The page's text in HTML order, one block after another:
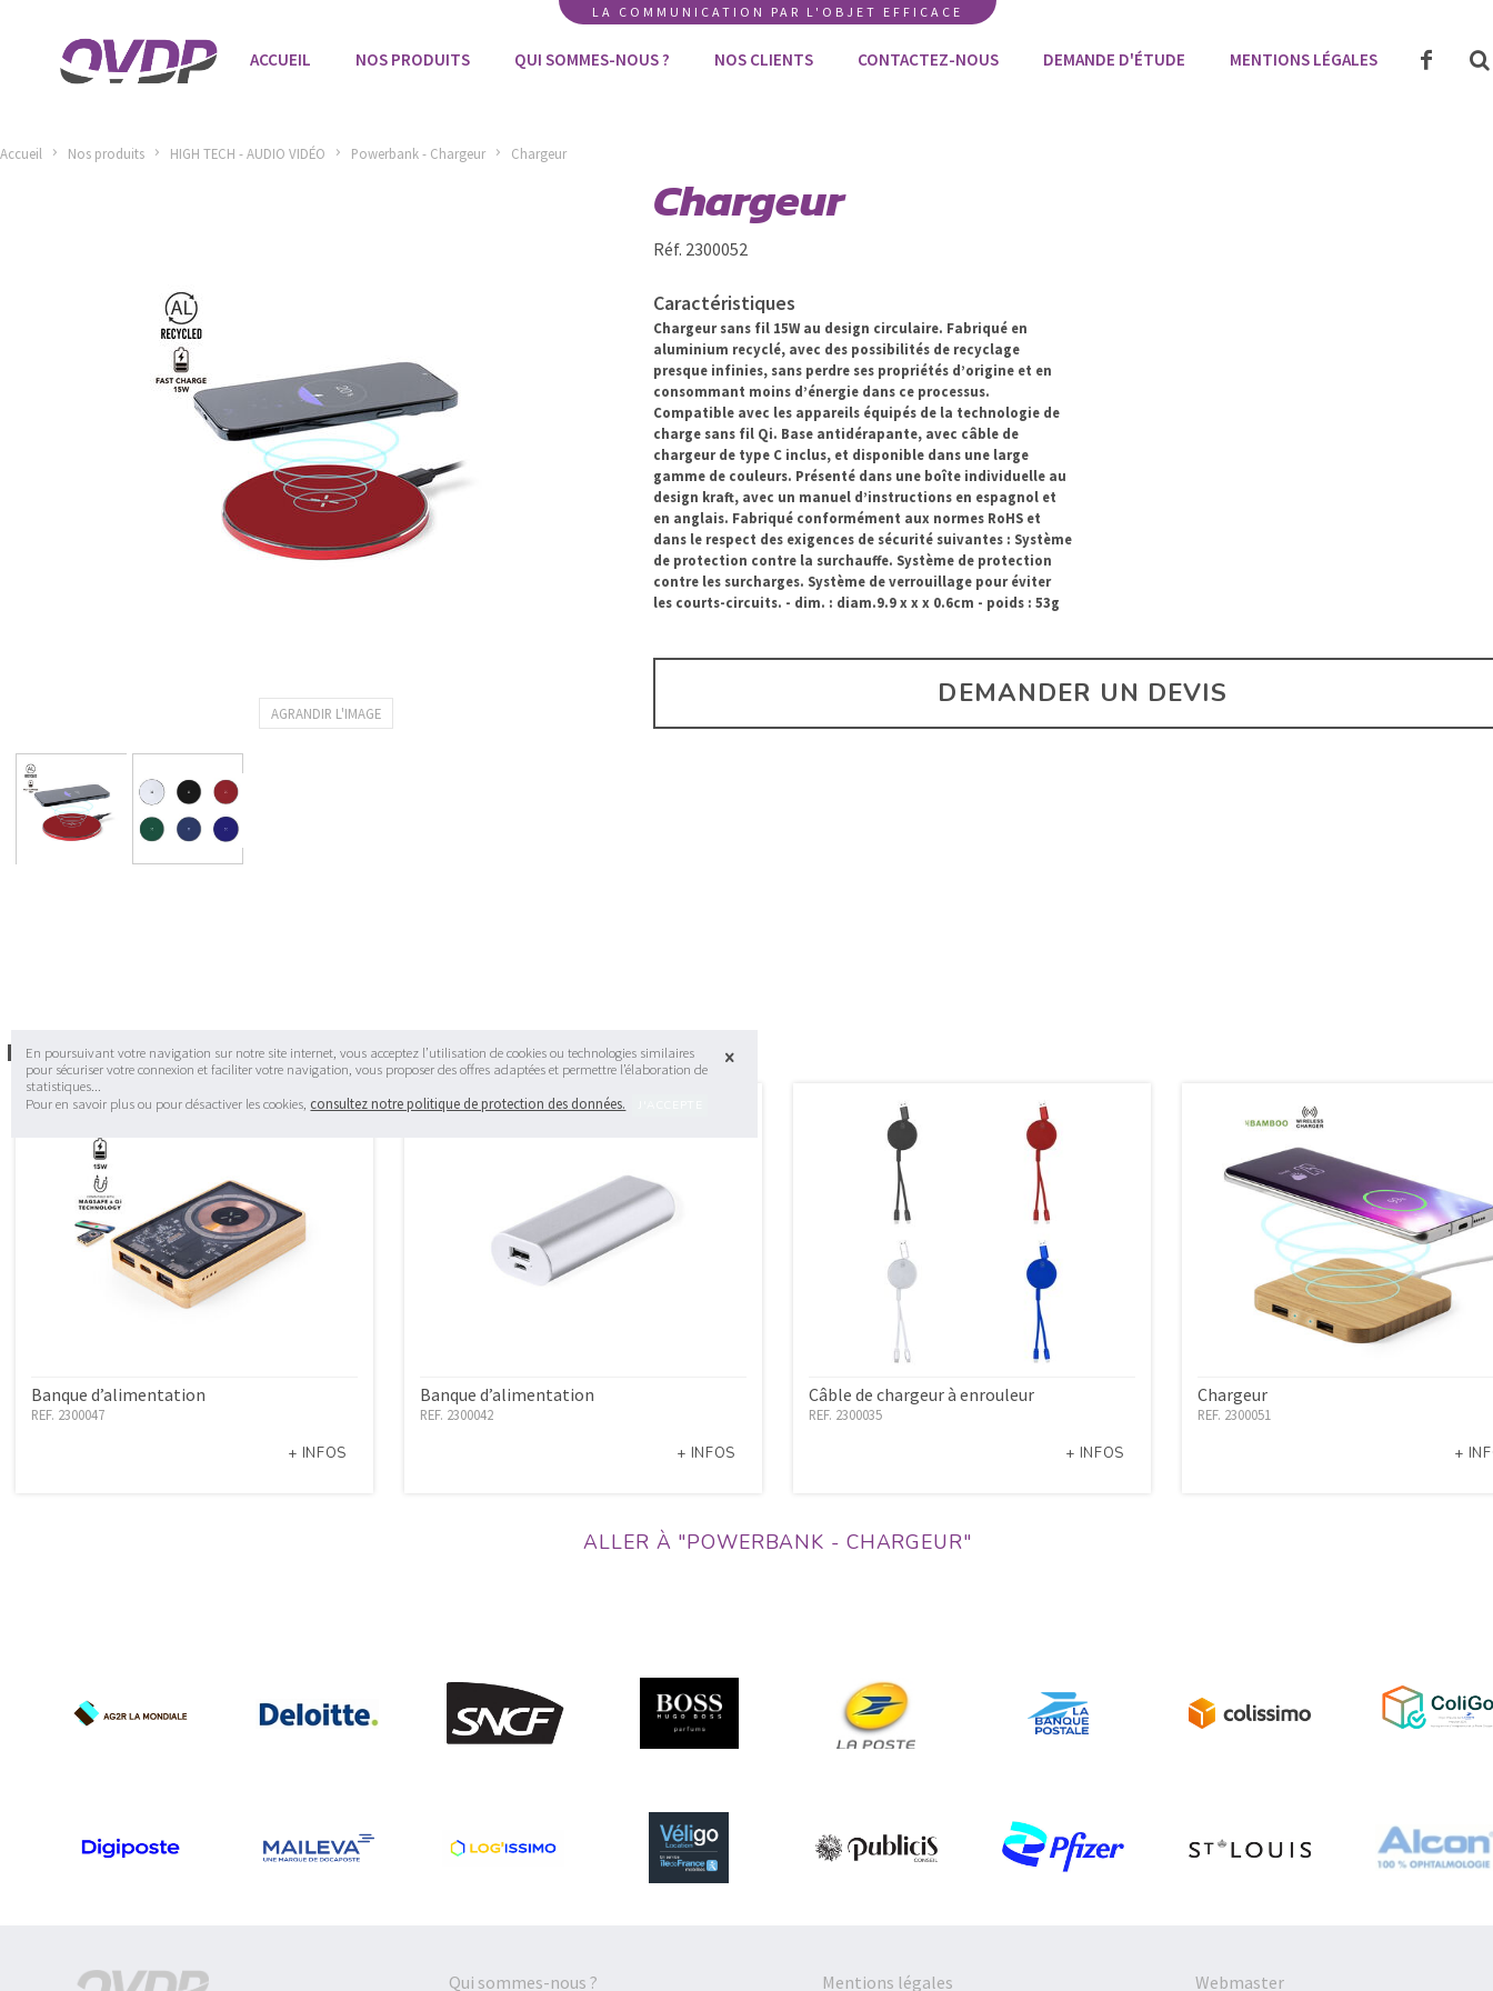
En poursuivant votre navigation sur notre site internet, vous acceptez l’utilisation de cookies ou technologies similaires
pour sécuriser votre connexion et faciliter votre navigation, vous proposer des offres adaptées et permettre l’élaboration de
statistiques...
Pour en savoir plus ou pour désactiver les cookies, consultez notre politique de protection des données.
LA COMMUNICATION PAR L'OBJET EFFICACE
ACCUEIL NOS PRODUITS QUI SOMMES-NOUS ? NOS CLIENTS CONTACTEZ-NOUS DEMANDE D'ÉTUDE MENTIONS LÉGALES
Accueil Nos produits HIGH TECH - AUDIO VIDÉO Powerbank - Chargeur Chargeur
AGRANDIR L'IMAGE
Chargeur
Réf. 2300052
Caractéristiques
Chargeur sans fil 15W au design circulaire. Fabriqué en
aluminium recyclé, avec des possibilités de recyclage
presque infinies, sans perdre ses propriétés d’origine et en
consommant moins d’énergie dans ce processus.
Compatible avec les appareils équipés de la technologie de
charge sans fil Qi. Base antidérapante, avec câble de
chargeur de type C inclus, et disponible dans une large
gamme de couleurs. Présenté dans une boîte individuelle au
design kraft, avec un manuel d’instructions en espagnol et
en anglais. Fabriqué conformément aux normes RoHS et
dans le respect des exigences de sécurité suivantes : Système
de protection contre la surchauffe. Système de protection
contre les surcharges. Système de verrouillage pour éviter
les courts-circuits. - dim. : diam.9.9 x x x 0.6cm - poids : 53g
DEMANDER UN DEVIS
Dans la même catégorie
Banque d’alimentation
REF. 2300047
+ INFOS
Banque d’alimentation
REF. 2300042
+ INFOS
Câble de chargeur à enrouleur
REF. 2300035
+ INFOS
Chargeur
REF. 2300051
+
ALLER À "POWERBANK - CHARGEUR"
Qui sommes-nous ? Mentions légales Webmaster